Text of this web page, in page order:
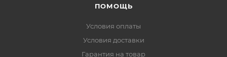
ПОМОЩЬ
Условия оплаты
Условия доставки
Гарантия на товар